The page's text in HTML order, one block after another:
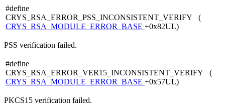
#define
CRYS_RSA_ERROR_PSS_INCONSISTENT_VERIFY (
CRYS_RSA_MODULE_ERROR_BASE +0x82UL)
PSS verification failed.
#define
CRYS_RSA_ERROR_VER15_INCONSISTENT_VERIFY (
CRYS_RSA_MODULE_ERROR_BASE +0x57UL)
PKCS15 verification failed.